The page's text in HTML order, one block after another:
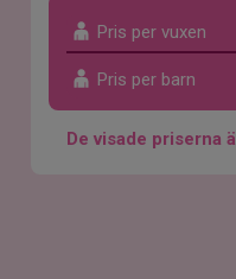
Pris per vuxen
Pris per barn
De visade priserna